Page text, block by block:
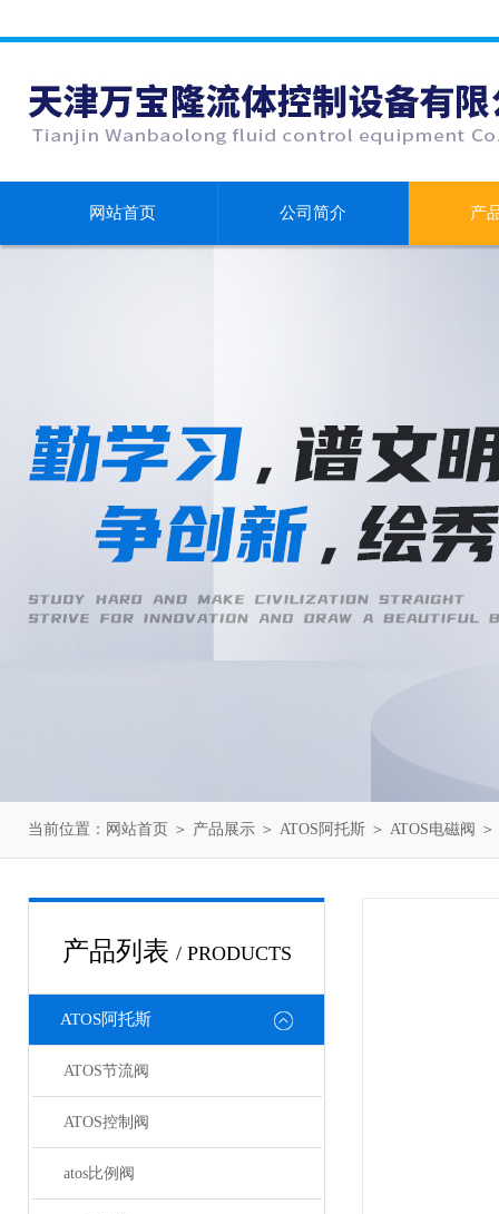
网站首页 公司简介 产
当前位置： 网站首页 ＞ 产品展示 ＞ ATOS阿托斯 ＞ ATOS电磁阀
产品列表 / PRODUCTS
ATOS阿托斯
ATOS节流阀
ATOS控制阀
atos比例阀